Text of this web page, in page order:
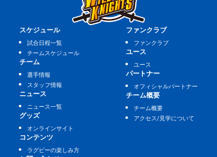
スケジュール
試合日程一覧
チームスケジュール
チーム
選手情報
スタッフ情報
ニュース
ニュース一覧
グッズ
オンラインサイト
ファンクラブ
ファンクラブ
ユース
ユース
パートナー
オフィシャルパートナー
チーム概要
チーム概要
アクセス/見学について
コンテンツ
ラグビーの楽しみ方